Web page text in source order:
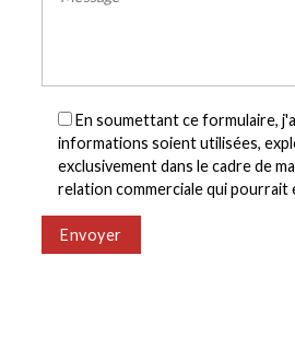
En soumettant ce formulaire,
informations soient utilisées,
exclusivement dans le cadre de
relation commerciale qui pourrait
Envoyer